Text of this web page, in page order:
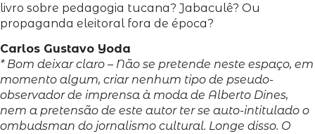
livro sobre pedagogia tucana? Jabaculê? Ou
propaganda eleitoral fora de época?
Carlos Gustavo Yoda
* Bom deixar claro – Não se pretende neste espaço, em
momento algum, criar nenhum tipo de pseudo-
observador de imprensa à moda de Alberto Dines,
nem a pretensão de este autor ter se auto-intitulado o
ombudsman do jornalismo cultural. Longe disso. O